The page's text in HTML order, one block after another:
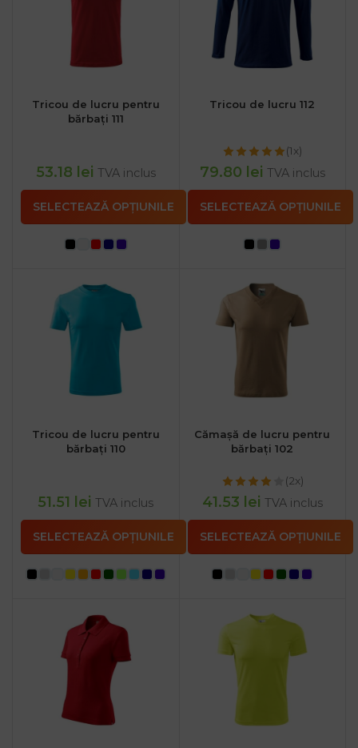
Tricou de lucru pentru
bărbați 111
53.18 lei TVA inclus
SELECTEAZĂ OPȚIUNILE
Tricou de lucru 112
(1x)
79.80 lei TVA inclus
SELECTEAZĂ OPȚIUNILE
Tricou de lucru pentru
bărbați 110
51.51 lei TVA inclus
SELECTEAZĂ OPȚIUNILE
Cămașă de lucru pentru
bărbați 102
(2x)
41.53 lei TVA inclus
SELECTEAZĂ OPȚIUNILE